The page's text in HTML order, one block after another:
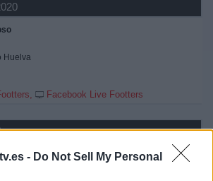
- Do Not Sell My Personal
Huelva
Facebook Live Footters